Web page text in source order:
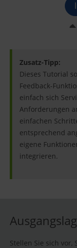
Zusatz-Tipp:
Dieses Tutorial
Feedback-
einfach sich
Anforderungen
einfachen
entsprechend
eigene
integrieren.
Stellen Sie sich vor,